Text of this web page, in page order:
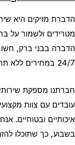
הדברת מזיקים היא
מטרידים ולשמור על
הדברה בבני ברק,
24/7 במחירים ללא תחרות.
חברתנו מספקת
עובדים עם צוות
בשבוע, כך שתוכלו